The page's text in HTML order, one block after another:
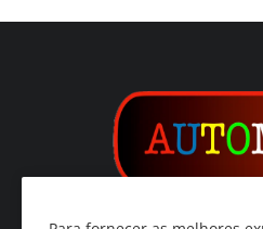
Automundo é um